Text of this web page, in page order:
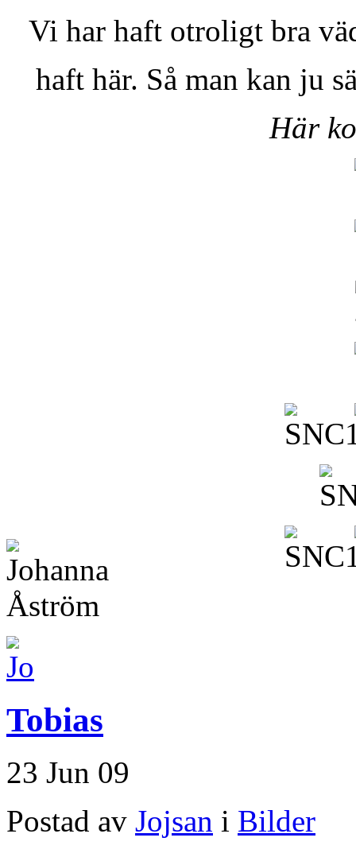
Vi har haft otroligt bra
haft här. Så man kan ju
Här
Tobias
23 Jun 09
Postad av Jojsan i Bilder